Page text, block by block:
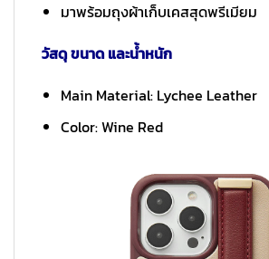
มาพร้อมถุงผ้าเก็บเคสสุดพรีเมียม
วัสดุ ขนาด และน้ำหนัก
Main Material: Lychee Leather
Color: Wine Red